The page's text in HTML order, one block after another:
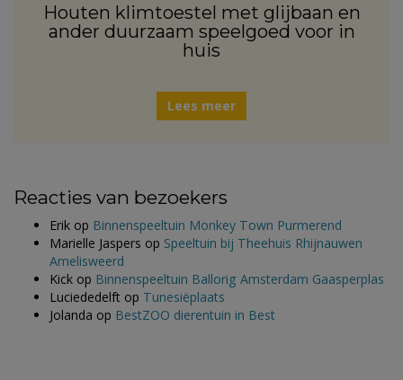
Houten klimtoestel met glijbaan en
ander duurzaam speelgoed voor in
huis
Lees meer
Reacties van bezoekers
Erik op Binnenspeeltuin Monkey Town Purmerend
Marielle Jaspers op Speeltuin bij Theehuis Rhijnauwen
Amelisweerd
Kick op Binnenspeeltuin Ballorig Amsterdam Gaasperplas
Luciededelft op Tunesiëplaats
Jolanda op BestZOO dierentuin in Best